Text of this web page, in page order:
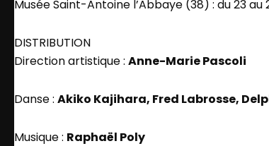
Musée Saint-Antoine l’Abbaye (38) : du 23 au
DISTRIBUTION
Direction artistique : Anne-Marie Pascoli
Danse : Akiko Kajihara, Fred Labrosse,
Musique : Raphaël Poly